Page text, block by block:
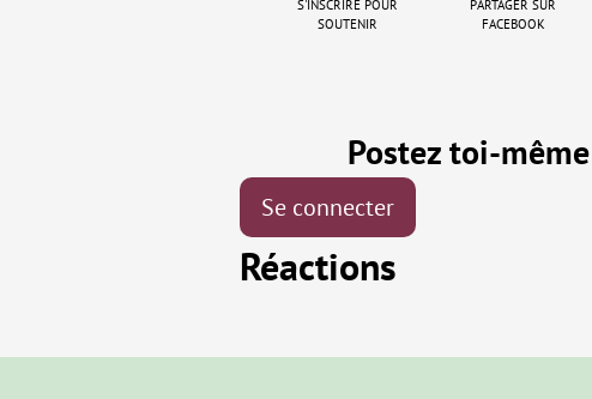
soutenir
Facebook
Postez toi-
Se connecter
Réactions